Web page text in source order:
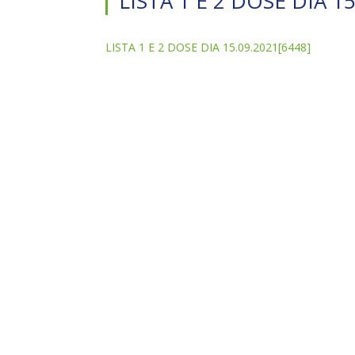
LISTA 1 E 2 DOSE DIA 15.09.2021[6448]